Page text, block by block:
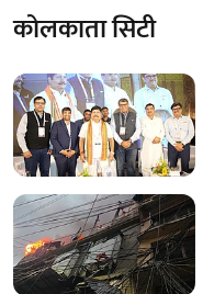
कोलकाता सिटी